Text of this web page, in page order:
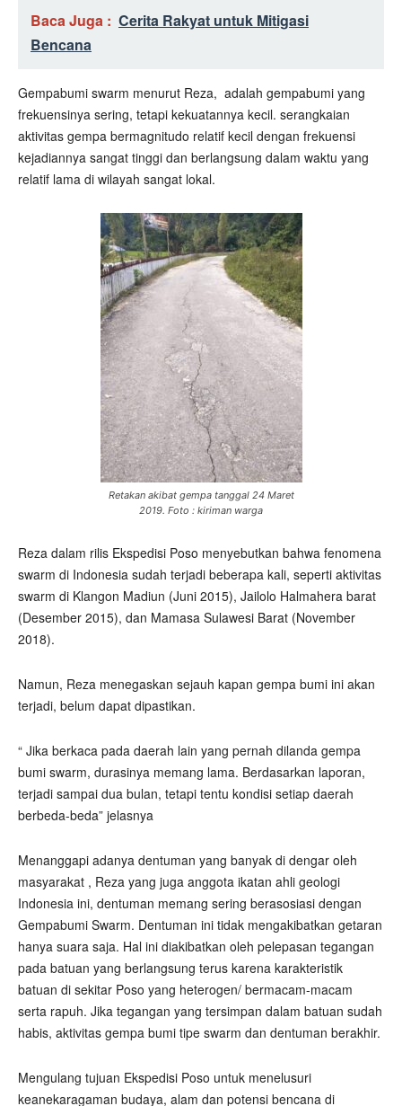
Baca Juga : Cerita Rakyat untuk Mitigasi
Bencana
Gempabumi swarm menurut Reza, adalah gempabumi yang
frekuensinya sering, tetapi kekuatannya kecil. serangkaian
aktivitas gempa bermagnitudo relatif kecil dengan frekuensi
kejadiannya sangat tinggi dan berlangsung dalam waktu yang
relatif lama di wilayah sangat lokal.
Retakan akibat gempa tanggal 24 Maret
2019. Foto : kiriman warga
Reza dalam rilis Ekspedisi Poso menyebutkan bahwa fenomena
swarm di Indonesia sudah terjadi beberapa kali, seperti aktivitas
swarm di Klangon Madiun (Juni 2015), Jailolo Halmahera barat
(Desember 2015), dan Mamasa Sulawesi Barat (November
2018).
Namun, Reza menegaskan sejauh kapan gempa bumi ini akan
terjadi, belum dapat dipastikan.
“ Jika berkaca pada daerah lain yang pernah dilanda gempa
bumi swarm, durasinya memang lama. Berdasarkan laporan,
terjadi sampai dua bulan, tetapi tentu kondisi setiap daerah
berbeda-beda” jelasnya
Menanggapi adanya dentuman yang banyak di dengar oleh
masyarakat , Reza yang juga anggota ikatan ahli geologi
Indonesia ini, dentuman memang sering berasosiasi dengan
Gempabumi Swarm. Dentuman ini tidak mengakibatkan getaran
hanya suara saja. Hal ini diakibatkan oleh pelepasan tegangan
pada batuan yang berlangsung terus karena karakteristik
batuan di sekitar Poso yang heterogen/ bermacam-macam
serta rapuh. Jika tegangan yang tersimpan dalam batuan sudah
habis, aktivitas gempa bumi tipe swarm dan dentuman berakhir.
Mengulang tujuan Ekspedisi Poso untuk menelusuri
keanekaragaman budaya, alam dan potensi bencana di